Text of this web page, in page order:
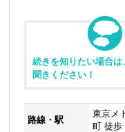
続きを知りたい場合
聞きください！
路線・駅
東京メ
町 徒歩